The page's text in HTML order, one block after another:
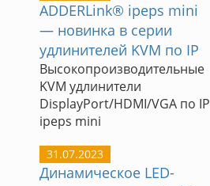
ADDERLink® ipeps mini
— новинка в серии
удлинителей KVM по IP
Высокопроизводительные
KVM удлинители
DisplayPort/HDMI/VGA по IP
ipeps mini
31.07.2023
Динамическое LED-